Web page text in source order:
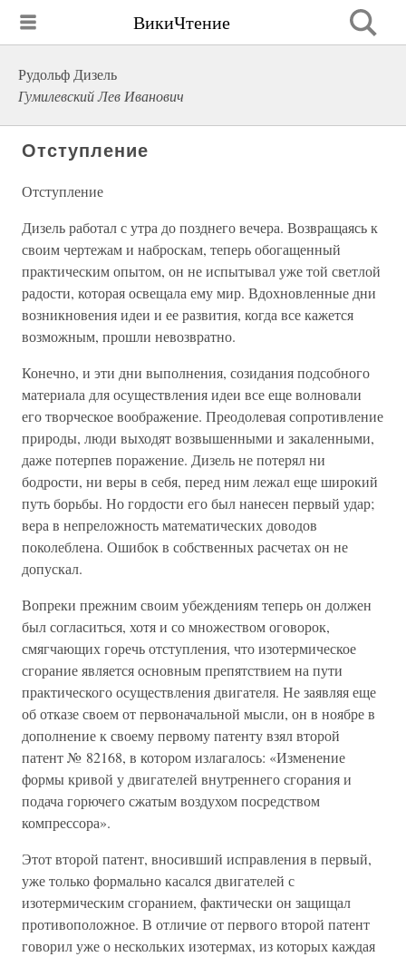
ВикиЧтение
Рудольф Дизель
Гумилевский Лев Иванович
Отступление
Отступление
Дизель работал с утра до позднего вечера. Возвращаясь к
своим чертежам и наброскам, теперь обогащенный
практическим опытом, он не испытывал уже той светлой
радости, которая освещала ему мир. Вдохновленные дни
возникновения идеи и ее развития, когда все кажется
возможным, прошли невозвратно.
Конечно, и эти дни выполнения, созидания подсобного
материала для осуществления идеи все еще волновали
его творческое воображение. Преодолевая сопротивление
природы, люди выходят возвышенными и закаленными,
даже потерпев поражение. Дизель не потерял ни
бодрости, ни веры в себя, перед ним лежал еще широкий
путь борьбы. Но гордости его был нанесен первый удар;
вера в непреложность математических доводов
поколеблена. Ошибок в собственных расчетах он не
допускал.
Вопреки прежним своим убеждениям теперь он должен
был согласиться, хотя и со множеством оговорок,
смягчающих горечь отступления, что изотермическое
сгорание является основным препятствием на пути
практического осуществления двигателя. Не заявляя еще
об отказе своем от первоначальной мысли, он в ноябре в
дополнение к своему первому патенту взял второй
патент № 82168, в котором излагалось: «Изменение
формы кривой у двигателей внутреннего сгорания и
подача горючего сжатым воздухом посредством
компрессора».
Этот второй патент, вносивший исправления в первый,
уже только формально касался двигателей с
изотермическим сгоранием, фактически он защищал
противоположное. В отличие от первого второй патент
говорил уже о нескольких изотермах, из которых каждая